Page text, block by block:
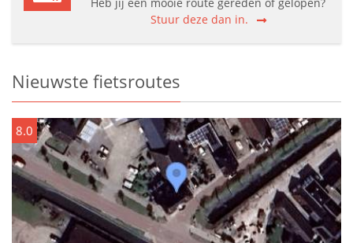
Stuur deze dan in.
Nieuwste fietsroutes
8.0